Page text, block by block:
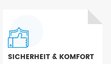
SICHERHEIT & KOMFORT